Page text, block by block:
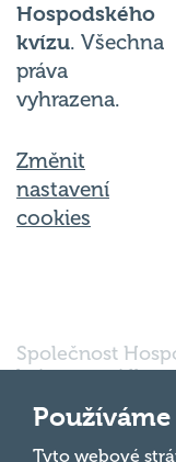
Hospodského
kvízu. Všechna
práva
vyhrazena.
Změnit
nastavení
cookies
Společnost
kvíz s.r.o., sídlem
602 00 Brno, IČ:
03980138, DIČ:
Tyto webové